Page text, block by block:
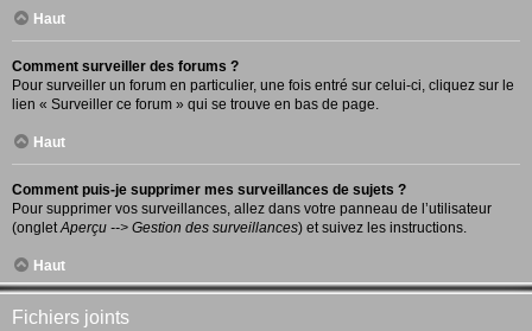
Haut
Comment surveiller des forums ?
Pour surveiller un forum en particulier, une fois entré sur celui-ci, cliquez sur le
lien « Surveiller ce forum » qui se trouve en bas de page.
Haut
Comment puis-je supprimer mes surveillances de sujets ?
Pour supprimer vos surveillances, allez dans votre panneau de l’utilisateur
(onglet Aperçu --> Gestion des surveillances) et suivez les instructions.
Haut
Fichiers joints